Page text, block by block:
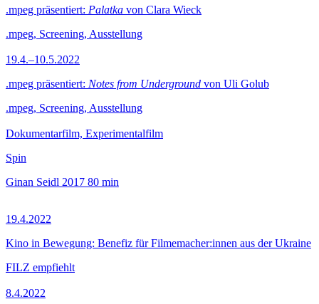
.mpeg präsentiert: Palatka von Clara Wieck
.mpeg, Screening, Ausstellung
19.4.–10.5.2022
.mpeg präsentiert: Notes from Underground von Uli Golub
.mpeg, Screening, Ausstellung
Dokumentarfilm, Experimentalfilm
Spin
Ginan Seidl 2017 80 min
19.4.2022
Kino in Bewegung: Benefiz für Filmemacher:innen aus der Ukraine
FILZ empfiehlt
8.4.2022